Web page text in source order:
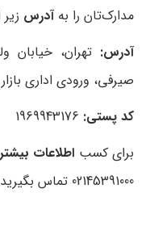
مدارک‌تان را بهآدرس
آدرس: تهران، خیابان
صیرفی، ورودی اداری بازار ونک، پلاک
کد پستی:
برای کسب اطلاعات بیشتر
02145391000 تماس بگیرید.